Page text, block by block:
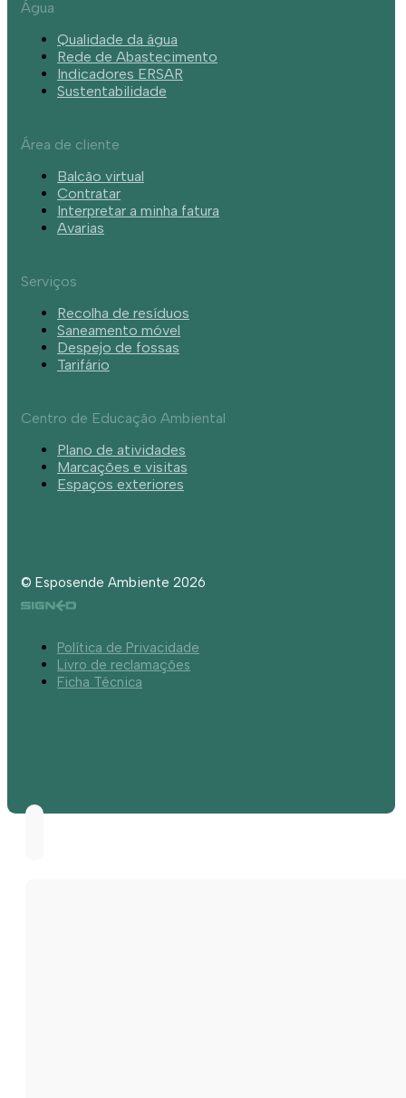
Água
Qualidade da água
Rede de Abastecimento
Indicadores ERSAR
Sustentabilidade
Área de cliente
Balcão virtual
Contratar
Interpretar a minha fatura
Avarias
Serviços
Recolha de resíduos
Saneamento móvel
Despejo de fossas
Tarifário
Centro de Educação Ambiental
Plano de atividades
Marcações e visitas
Espaços exteriores
© Esposende Ambiente 2026
Política de Privacidade
Livro de reclamações
Ficha Técnica